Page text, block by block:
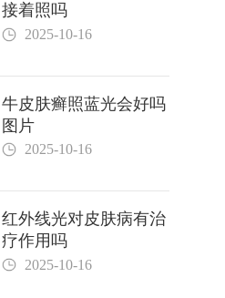
接着照吗
2025-10-16
牛皮肤癣照蓝光会好吗
图片
2025-10-16
红外线光对皮肤病有治
疗作用吗
2025-10-16